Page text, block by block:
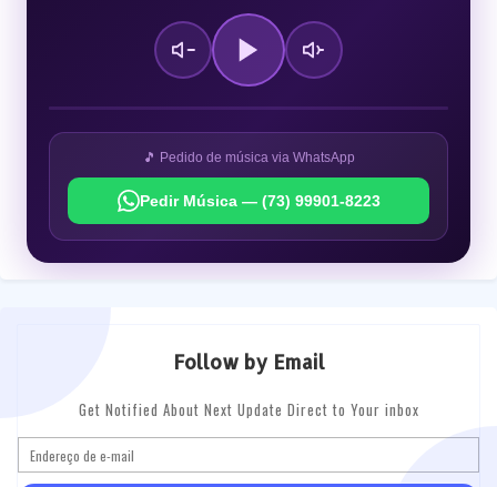
🎵 Pedido de música via WhatsApp
Pedir Música — (73) 99901-8223
Follow by Email
Get Notified About Next Update Direct to Your inbox